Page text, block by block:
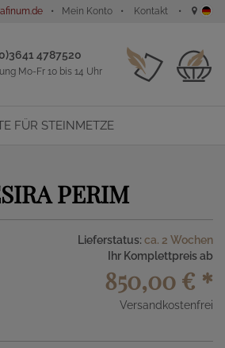
Mein Konto Kontakt
4787520
Mo-Fr 10 bis 14 Uhr
FÜR STEINMETZE
PERIM
Lieferstatus: ca. 2 Wochen
Ihr Komplettpreis ab
850,00 € *
Versandkostenfrei